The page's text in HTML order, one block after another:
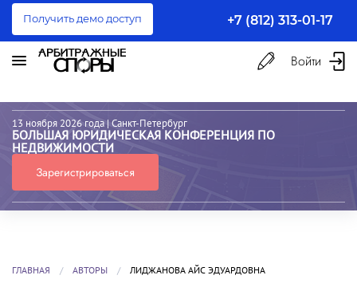
Получить демо доступ +7 (812) 313-01-17
Войти
13 ноября 2026 года | Санкт-Петербург
БОЛЬШАЯ ЮРИДИЧЕСКАЯ КОНФЕРЕНЦИЯ ПО
НЕДВИЖИМОСТИ
Зарегистрироваться
ГЛАВНАЯ АВТОРЫ ЛИДЖАНОВА АЙС ЭДУАРДОВНА